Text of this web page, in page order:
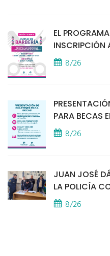
EL
INSCRIPCIÓN
8/26
PARA BECAS
8/26
JUAN JOSÉ
LA POLICÍA
8/26